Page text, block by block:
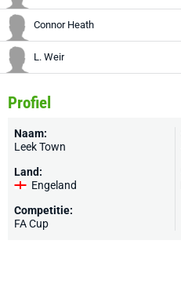
Connor Heath
L. Weir
Profiel
Naam:
Leek Town
Land:
Engeland
Competitie:
FA Cup